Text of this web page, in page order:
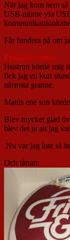
När jag kom hem
USB-minne via
Får fundera på om
Friskis&Svettis
Hustrun körde mig
fick jag en kort
närmsta granne.
Mattis ene son
Blev mycket glad
blev det ju att jag
Nu var jag inte så
Och tårtan: